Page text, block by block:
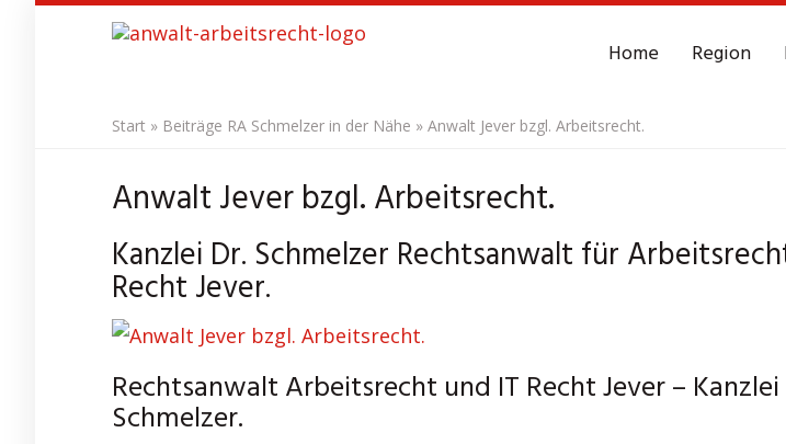
Home Region
Start » Beiträge RA Schmelzer in der Nähe » Anwalt Jever bzgl. Arbeitsrecht.
Anwalt Jever bzgl. Arbeitsrecht.
Kanzlei Dr. Schmelzer Rechtsanwalt für
Recht Jever.
Rechtsanwalt Arbeitsrecht und IT Recht Jever – Kanzlei
Schmelzer.